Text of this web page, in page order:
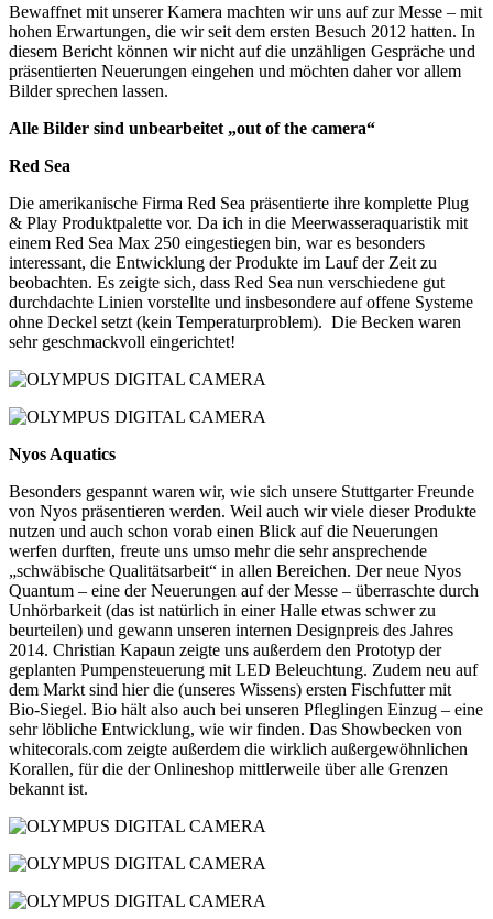
Bewaffnet mit unserer Kamera machten wir uns auf zur Messe – mit
hohen Erwartungen, die wir seit dem ersten Besuch 2012 hatten. In
diesem Bericht können wir nicht auf die unzähligen Gespräche und
präsentierten Neuerungen eingehen und möchten daher vor allem
Bilder sprechen lassen.
Alle Bilder sind unbearbeitet „out of the camera“
Red Sea
Die amerikanische Firma Red Sea präsentierte ihre komplette Plug
& Play Produktpalette vor. Da ich in die Meerwasseraquaristik mit
einem Red Sea Max 250 eingestiegen bin, war es besonders
interessant, die Entwicklung der Produkte im Lauf der Zeit zu
beobachten. Es zeigte sich, dass Red Sea nun verschiedene gut
durchdachte Linien vorstellte und insbesondere auf offene Systeme
ohne Deckel setzt (kein Temperaturproblem). Die Becken waren
sehr geschmackvoll eingerichtet!
Nyos Aquatics
Besonders gespannt waren wir, wie sich unsere Stuttgarter Freunde
von Nyos präsentieren werden. Weil auch wir viele dieser Produkte
nutzen und auch schon vorab einen Blick auf die Neuerungen
werfen durften, freute uns umso mehr die sehr ansprechende
„schwäbische Qualitätsarbeit“ in allen Bereichen. Der neue Nyos
Quantum – eine der Neuerungen auf der Messe – überraschte durch
Unhörbarkeit (das ist natürlich in einer Halle etwas schwer zu
beurteilen) und gewann unseren internen Designpreis des Jahres
2014. Christian Kapaun zeigte uns außerdem den Prototyp der
geplanten Pumpensteuerung mit LED Beleuchtung. Zudem neu auf
dem Markt sind hier die (unseres Wissens) ersten Fischfutter mit
Bio-Siegel. Bio hält also auch bei unseren Pfleglingen Einzug – eine
sehr löbliche Entwicklung, wie wir finden. Das Showbecken von
whitecorals.com zeigte außerdem die wirklich außergewöhnlichen
Korallen, für die der Onlineshop mittlerweile über alle Grenzen
bekannt ist.